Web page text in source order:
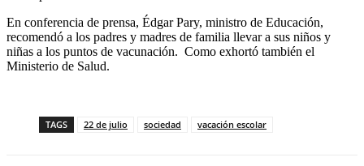
En conferencia de prensa, Édgar Pary, ministro de Educación,
recomendó a los padres y madres de familia llevar a sus niños y
niñas a los puntos de vacunación. Como exhortó también el
Ministerio de Salud.
TAGS 22 de julio sociedad vacación escolar